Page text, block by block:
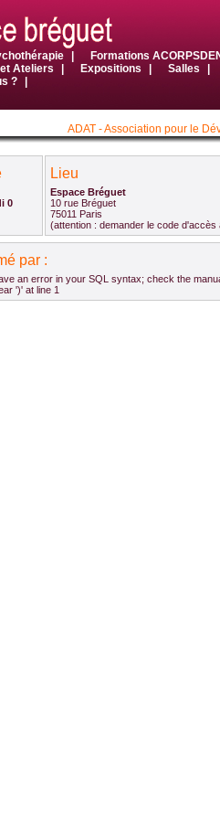
Formations
Ateliers Expositions Salles
?
ADAT - Association pour le
0
Lieu
Espace Bréguet
10 rue Bréguet
75011 Paris
(attention : demander le code d'accès
par :
an error in your SQL syntax; check the
')' at line 1